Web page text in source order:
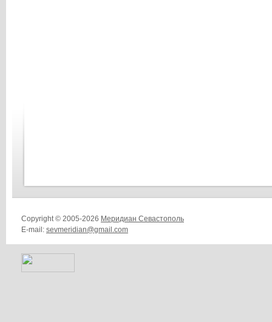
Copyright © 2005-2026 Меридиан Севастополь
E-mail: sevmeridian@gmail.com